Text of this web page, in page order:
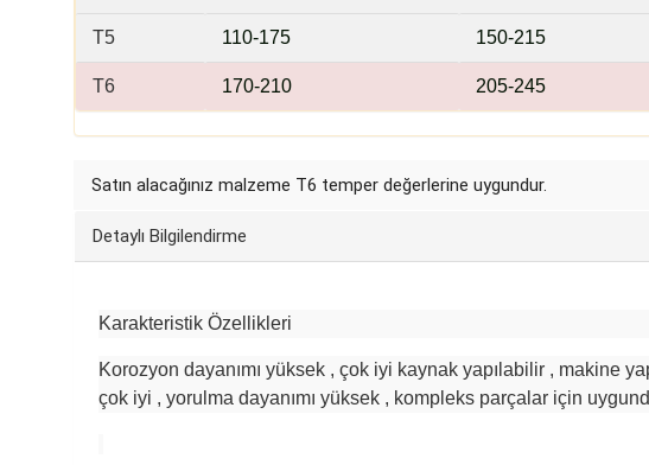
T5 110-175 150-215
T6 170-210 205-245
Satın alacağınız malzeme T6 temper değerlerine uygundur.
Detaylı Bilgilendirme
Karakteristik Özellikleri
Korozyon dayanımı yüksek , çok iyi kaynak yapılabilir , makine
çok iyi , yorulma dayanımı yüksek , kompleks parçalar için